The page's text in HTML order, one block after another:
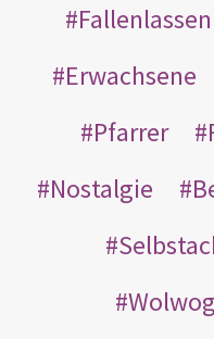
Fallenlassen
Erwachsene
Pfarrer
Nostalgie